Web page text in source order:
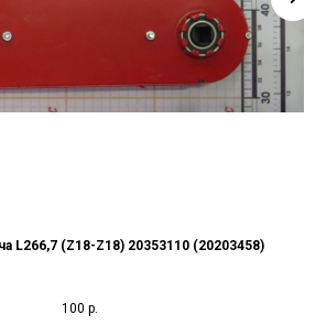
L266,7 (Z18-Z18) 20353110 (20203458)
100 р.